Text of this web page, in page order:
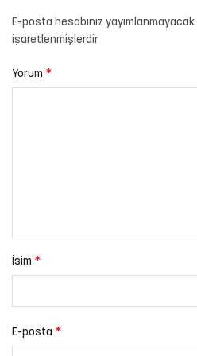
E-posta hesabınız yayımlanmayacak.
işaretlenmişlerdir
Yorum *
İsim *
E-posta *